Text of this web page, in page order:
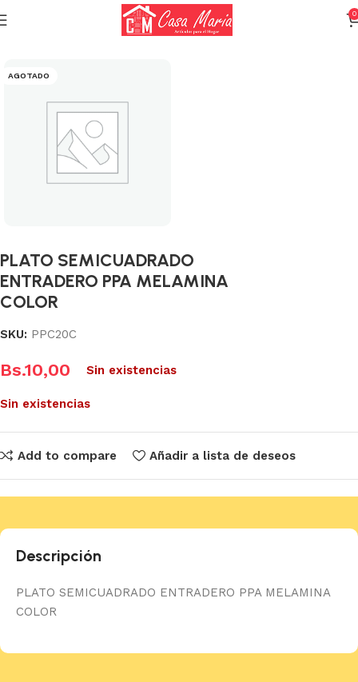
0
Varios (Menaje)
AGOTADO
PLATO SEMICUADRADO
ENTRADERO PPA MELAMINA
COLOR
SKU: PPC20C
Bs.10,00 Sin existencias
Sin existencias
Add to compare Añadir a lista de deseos
Descripción
PLATO SEMICUADRADO ENTRADERO PPA MELAMINA
COLOR